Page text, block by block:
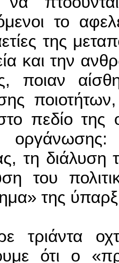
το
της
και την
ποιαν
πεδίο της
τη διάλυση
του
της
τριάντα
ότι ο